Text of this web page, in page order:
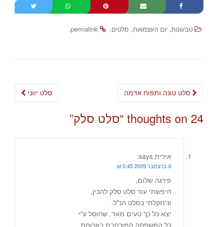
טבעונות, יום העצמאות, סלטים.
permalink
.
Post
סלט יווני
24 thoughts on “ סלט סלק”
אירית says:
6 בדצמבר 2009 at 0:45
פירגה שלום,
חיפשתי עוד סלט סלק להכין,
וניתקלתי בסלט הנ"ל.
יצא כל כך טעים מאד, שחוסל ע"י
כל המשפחה המורחבת בארוחת